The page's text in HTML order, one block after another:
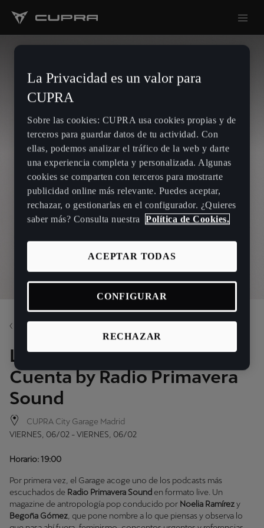
Volver
Live Podcast: Amiga Date
Cuenta by Radio Primavera
Sound
CUPRA City Garage Madrid
VIERNES, 06/02 - VIERNES, 06/02
Horario: 19:00
Por primera vez, el Garage acoge uno de los podcasts más
escuchados de Radio Primavera Sound en formato live. Un
magazine de antropología pop conducido por Noelia Ramírezy
Begoña Gómez, que pone nombre a lo que piensas y observa lo
La Privacidad es un valor para
CUPRA
Sobre las cookies: CUPRA usa cookies propias y de
terceros para guardar datos de tu actividad. Con
ellas, podemos analizar el tráfico de la web y darte
una experiencia completa y personalizada. Algunas
cookies se comparten con terceros para mostrarte
publicidad online más relevante. Puedes aceptar,
rechazar, o gestionarlas en el configurador. ¿Quieres
saber más? Consulta nuestra Política de Cookies.
RECHAZAR
ACEPTAR TODAS
CONFIGURAR